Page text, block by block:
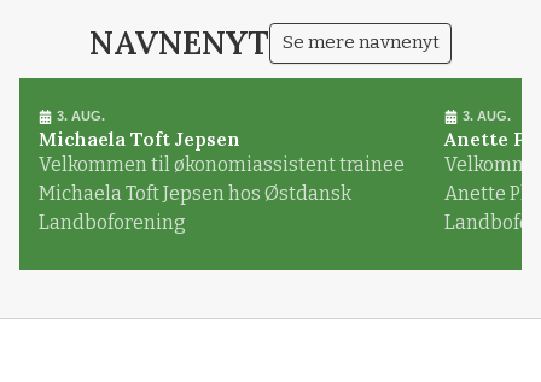
NAVNENYT Se mere navnenyt
3. AUG.
Michaela Toft Jepsen
Velkommen til økonomiassistent trainee
Michaela Toft Jepsen hos Østdansk
Landboforening
3. AUG.
Anette
Anette